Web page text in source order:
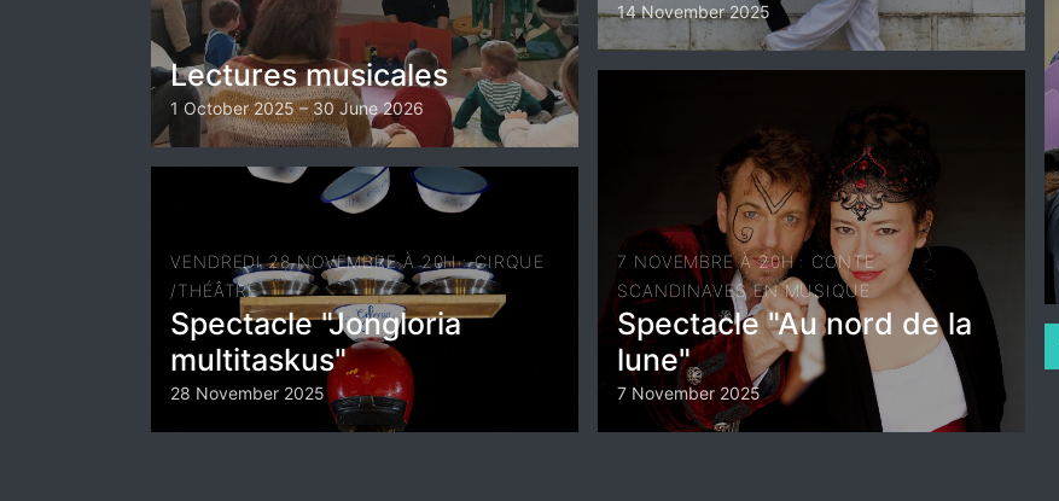
Lectures musicales
1 October 2025 – 30 June 2026
VENDREDI 28 NOVEMBRE À 20H : CIRQUE
/THÉÂTRE
Spectacle "Jongloria
multitaskus"
28 November 2025
14 November 2025
7 NOVEMBRE À 20H : CONTE
SCANDINAVES EN MUSIQUE
Spectacle "Au nord de la
lune"
7 November 2025